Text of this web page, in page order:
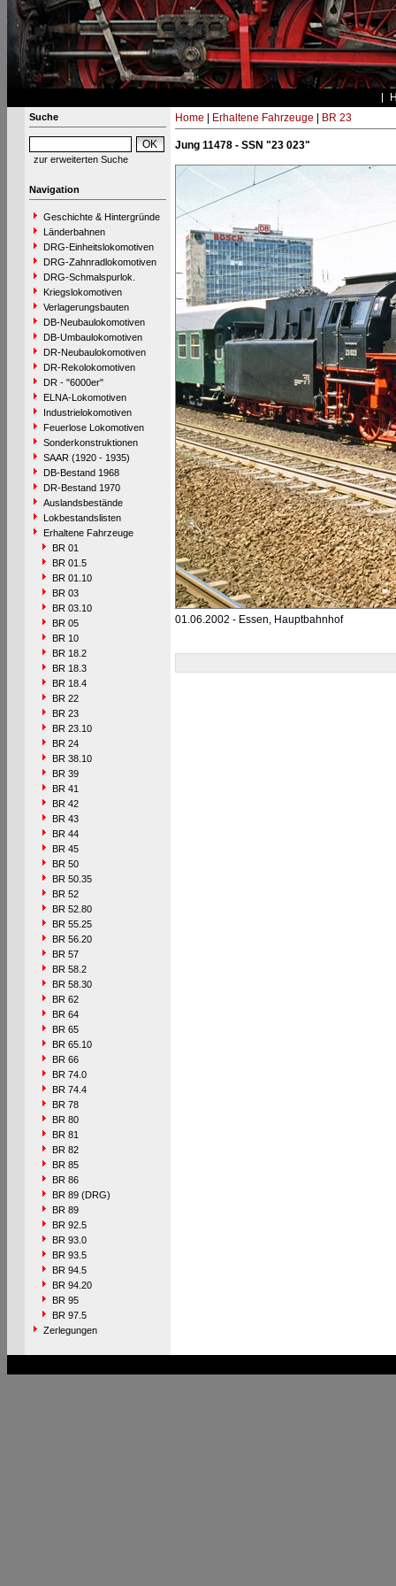
Suche
zur erweiterten Suche
Navigation
Geschichte & Hintergründe
Länderbahnen
DRG-Einheitslokomotiven
DRG-Zahnradlokomotiven
DRG-Schmalspurlok.
Kriegslokomotiven
Verlagerungsbauten
DB-Neubaulokomotiven
DB-Umbaulokomotiven
DR-Neubaulokomotiven
DR-Rekolokomotiven
DR - "6000er"
ELNA-Lokomotiven
Industrielokomotiven
Feuerlose Lokomotiven
Sonderkonstruktionen
SAAR (1920 - 1935)
DB-Bestand 1968
DR-Bestand 1970
Auslandsbestände
Lokbestandslisten
Erhaltene Fahrzeuge
BR 01
BR 01.5
BR 01.10
BR 03
BR 03.10
BR 05
BR 10
BR 18.2
BR 18.3
BR 18.4
BR 22
BR 23
BR 23.10
BR 24
BR 38.10
BR 39
BR 41
BR 42
BR 43
BR 44
BR 45
BR 50
BR 50.35
BR 52
BR 52.80
BR 55.25
BR 56.20
BR 57
BR 58.2
BR 58.30
BR 62
BR 64
BR 65
BR 65.10
BR 66
BR 74.0
BR 74.4
BR 78
BR 80
BR 81
BR 82
BR 85
BR 86
BR 89 (DRG)
BR 89
BR 92.5
BR 93.0
BR 93.5
BR 94.5
BR 94.20
BR 95
BR 97.5
Zerlegungen
Home Erhaltene Fahrzeuge BR 23
Jung 11478 - SSN "23 023"
01.06.2002 - Essen, Hauptbahnhof